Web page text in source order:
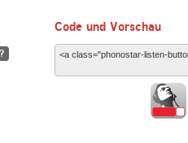
?
Code und Vorschau